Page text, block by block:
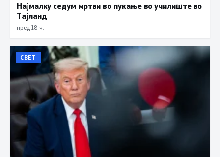
Најмалку седум мртви во пукање во училиште во
Тајланд
пред 18 ч.
СВЕТ